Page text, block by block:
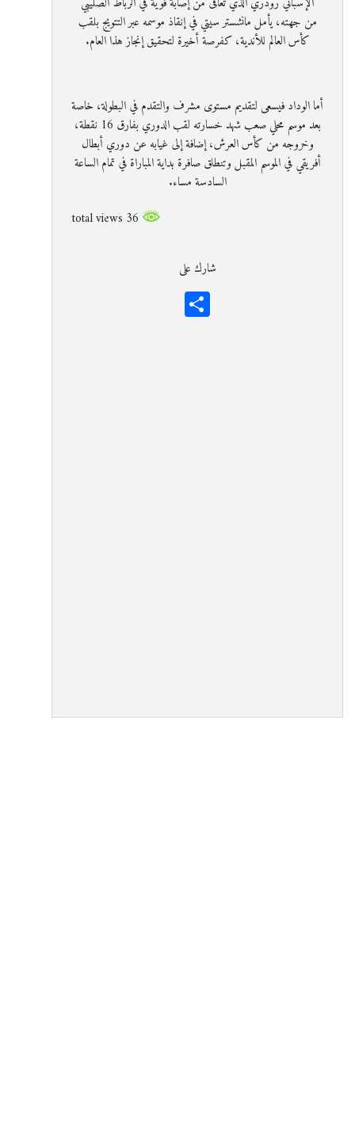
من جهته، يأمل مانشستر سيتي في إنقاذ موسمه عبر التتويج بلقب
كأس العالم للأندية، كفرصة أخيرة لتحقيق إنجاز هذا العام.
أما الوداد فيسعى لتقديم مستوى مشرف والتقدم في البطولة، خاصة
بعد موسم محلي صعب شهد خسارته لقب الدوري بفارق 16 نقطة،
وخروجه من كأس العرش، إضافة إلى غيابه عن دوري أبطال
أفريقي في الموسم المقبل وتنطلق صافرة بداية المباراة في تمام الساعة
السادسة مساء.
شارك على